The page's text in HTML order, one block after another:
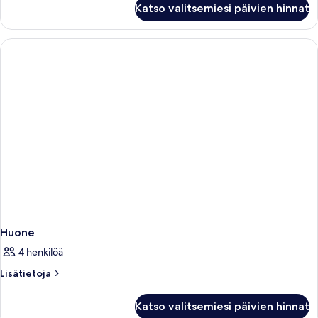
Katso valitsemiesi päivien hinnat
Huone
4 henkilöä
Lisätietoja
Lisätietoja
Katso valitsemiesi päivien hinnat